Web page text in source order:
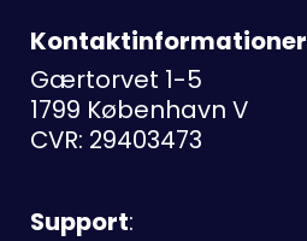
Kontaktinformationer
Gærtorvet 1-5
1799 København V
CVR: 29403473
Support: